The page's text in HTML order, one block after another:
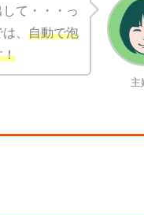
主
て・・・っ
、 自動で泡
！